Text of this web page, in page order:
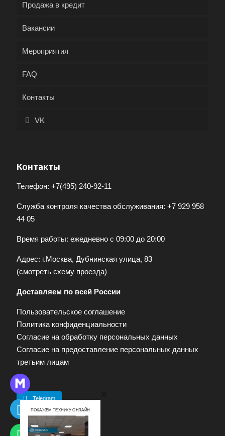
Продажа в кредит
Вакансии
Мероприятия
FAQ
Контакты
VK
Контакты
Телефон: +7(495) 240-92-11
Служба контроля качества обслуживания: +7 929 958
44 05
Время работы: ежедневно с 09:00 до 20:00
Адрес: г.Москва, Дубнинская улица, 83
(смотреть схему проезда)
Доставляем по всей России
Пользовательское соглашение
Политика конфиденциальности
Согласие на обработку персональных данных
Согласие на предоставление персональных данных
третьим лицам
Telegram
ПОКАЖЕМ ТЕХНИКУ ОНЛАЙН